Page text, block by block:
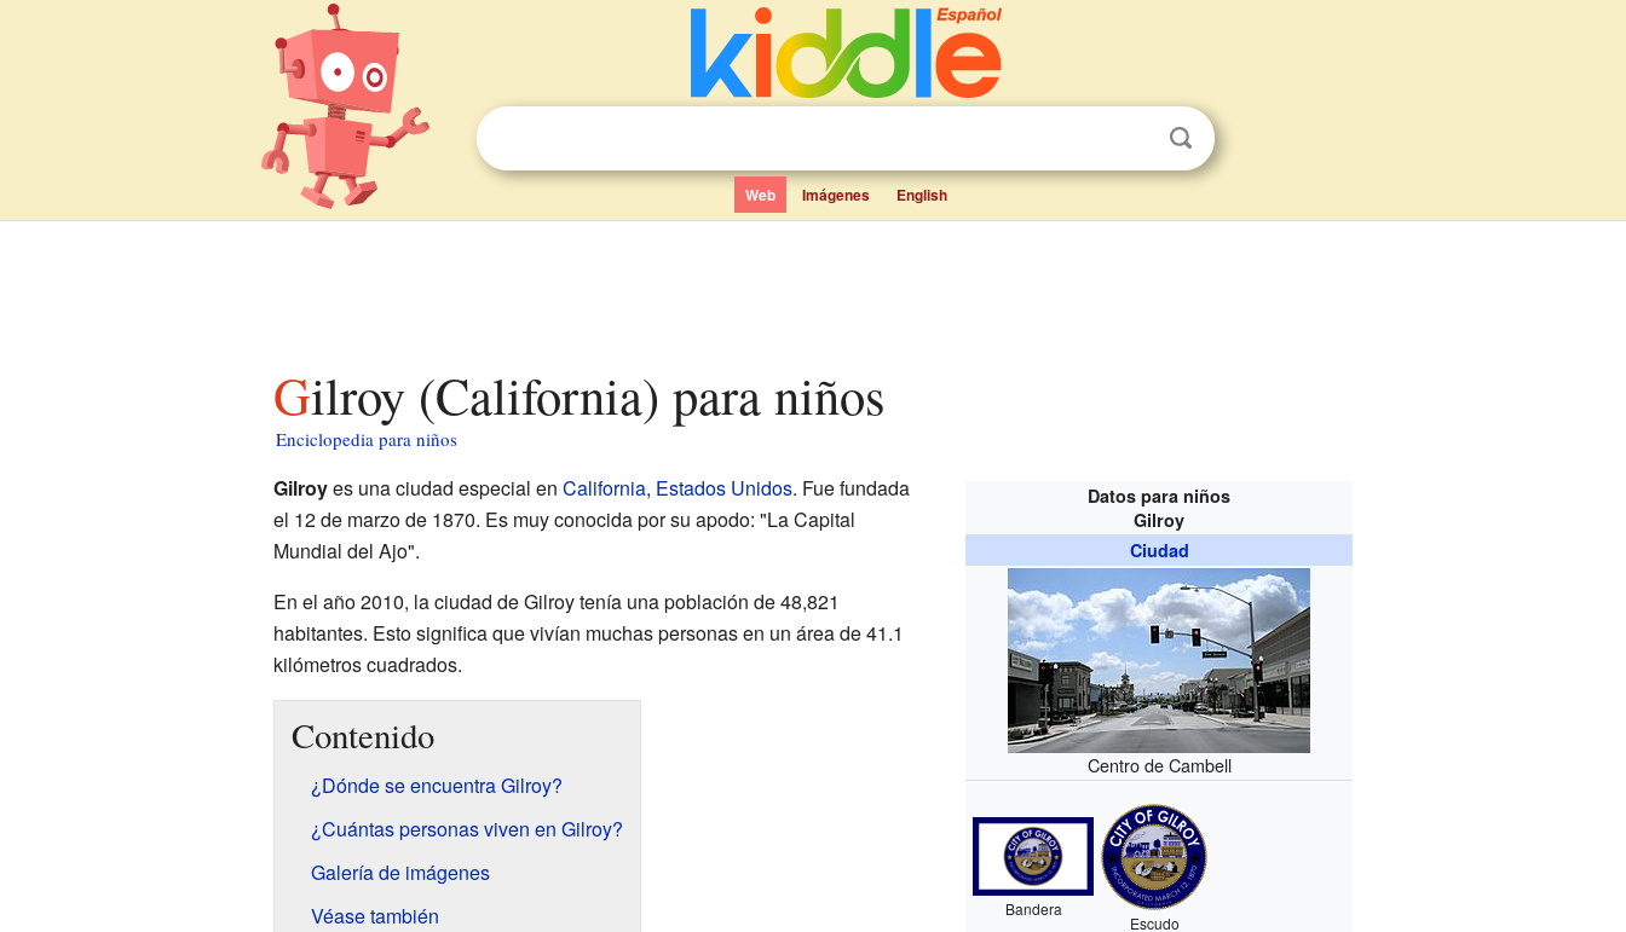
Web Imágenes English
Gilroy (California) para niños
Enciclopedia para niños
Datos para niños
Gilroy
Ciudad
Centro de Cambell
Bandera
Escudo
Gilroyes una ciudad especial en California, Estados Unidos. Fue fundada
el 12 de marzo de 1870. Es muy conocida por su apodo: "La Capital
Mundial del Ajo".
En el año 2010, la ciudad de Gilroy tenía una población de 48,821
habitantes. Esto significa que vivían muchas personas en un área de 41.1
kilómetros cuadrados.
Contenido
¿Dónde se encuentra Gilroy?
¿Cuántas personas viven en Gilroy?
Galería de imágenes
Véase también